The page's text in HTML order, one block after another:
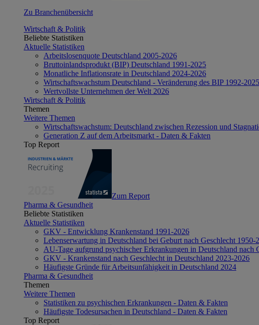
Zu Branchenübersicht
Wirtschaft & Politik
Beliebte Statistiken
Aktuelle Statistiken
Arbeitslosenquote Deutschland 2005-2026
Bruttoinlandsprodukt (BIP) Deutschland 1991-2025
Monatliche Inflationsrate in Deutschland 2024-2026
Wirtschaftswachstum Deutschland - Veränderung des BIP 1992-2025
Wertvollste Unternehmen der Welt 2026
Wirtschaft & Politik
Themen
Weitere Themen
Wirtschaftswachstum: Deutschland zwischen Rezession und
Generation Z auf dem Arbeitsmarkt - Daten & Fakten
Top Report
Zum Report
Pharma & Gesundheit
Beliebte Statistiken
Aktuelle Statistiken
GKV - Entwicklung Krankenstand 1991-2026
Lebenserwartung in Deutschland bei Geburt nach Geschlecht 1950-
AU-Tage aufgrund psychischer Erkrankungen in Deutschland nach
GKV - Krankenstand nach Geschlecht in Deutschland 2023-2026
Häufigste Gründe für Arbeitsunfähigkeit in Deutschland 2024
Pharma & Gesundheit
Themen
Weitere Themen
Statistiken zu psychischen Erkrankungen - Daten & Fakten
Häufigste Todesursachen in Deutschland - Daten & Fakten
Top Report